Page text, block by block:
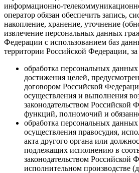
информационно-
оператор обязан обеспечить запись,
накопление, хранение, уточнение
извлечение персональных данных
Федерации с использованием баз
территории Российской Федерации,
обработка персональных
достижения целей,
договором Российской
осуществления и выполнения
законодательством Российской
функций, полномочий и
обработка персональных
осуществления правосудия,
акта другого органа или
подлежащих исполнению в
законодательством Российской
исполнительном производстве